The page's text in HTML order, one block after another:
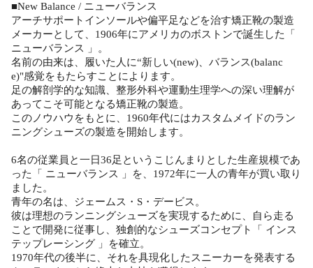
■New Balance / ニューバランス
アーチサポートインソールや偏平足などを治す矯正靴の製造
メーカーとして、1906年にアメリカのボストンで誕生した「
ニューバランス 」。
名前の由来は、履いた人に“新しい(new)、バランス(balanc
e)"感覚をもたらすことによります。
足の解剖学的な知識、整形外科や運動生理学への深い理解が
あってこそ可能となる矯正靴の製造。
このノウハウをもとに、1960年代にはカスタムメイドのラン
ニングシューズの製造を開始します。
6名の従業員と一日36足というこじんまりとした生産規模であ
った「 ニューバランス 」を、1972年に一人の青年が買い取り
ました。
青年の名は、ジェームス・S・デービス。
彼は理想のランニングシューズを実現するために、自ら走る
ことで開発に従事し、独創的なシューズコンセプト「 インス
テップレーシング 」を確立。
1970年代の後半に、それを具現化したスニーカーを発表する